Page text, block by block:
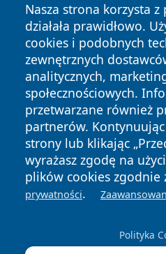
Nasza strona korzysta
działała prawidłowo.
cookies i podobnych
zewnętrznych
analitycznych,
społecznościowych.
przetwarzane również
partnerów.
strony lub klikając
wyrażasz zgodę na
plików cookies zgodnie
prywatności.
Polityka
Copyright © 2026 infolomza.pl
News Autorzy
Polityka